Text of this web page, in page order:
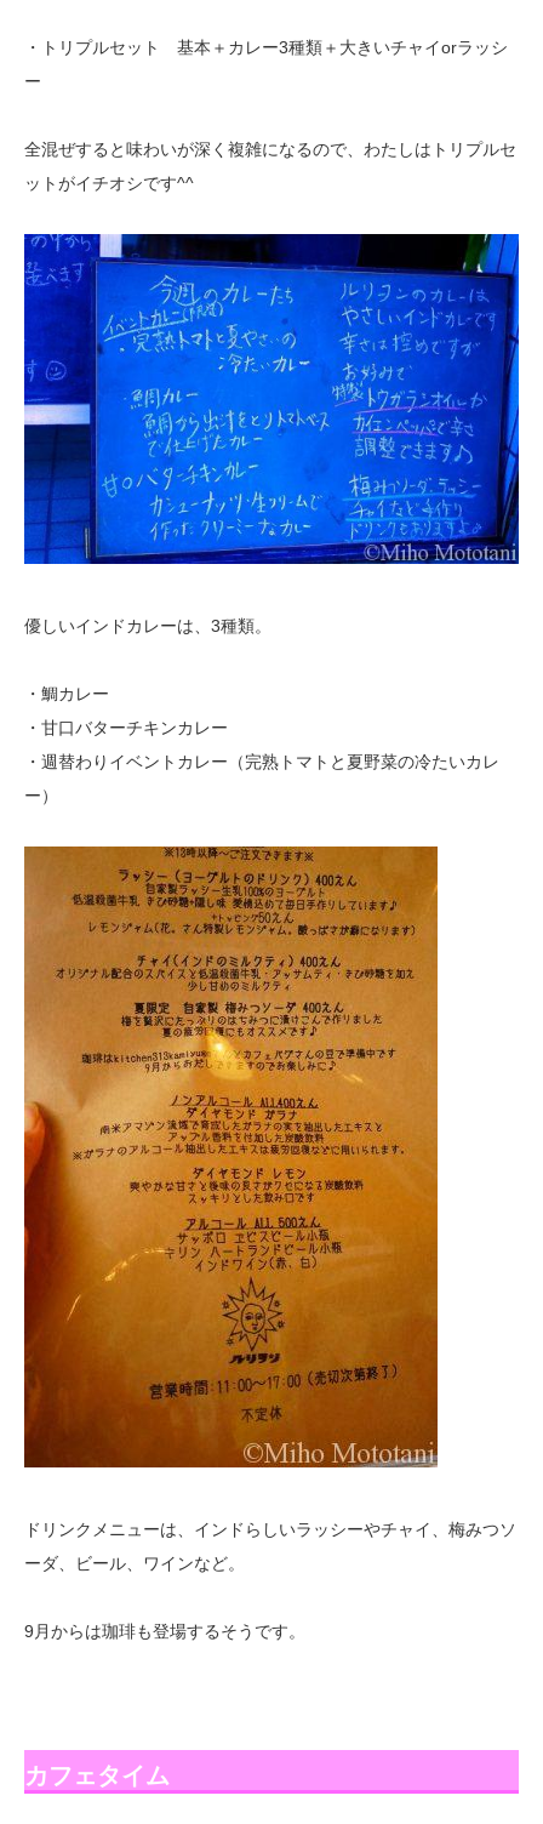
・トリプルセット 基本＋カレー3種類＋大きいチャイorラッシ
ー
全混ぜすると味わいが深く複雑になるので、わたしはトリプルセ
ットがイチオシです^^
優しいインドカレーは、3種類。
・鯛カレー
・甘口バターチキンカレー
・週替わりイベントカレー（完熟トマトと夏野菜の冷たいカレ
ー）
ドリンクメニューは、インドらしいラッシーやチャイ、梅みつソ
ーダ、ビール、ワインなど。
9月からは珈琲も登場するそうです。
カフェタイム